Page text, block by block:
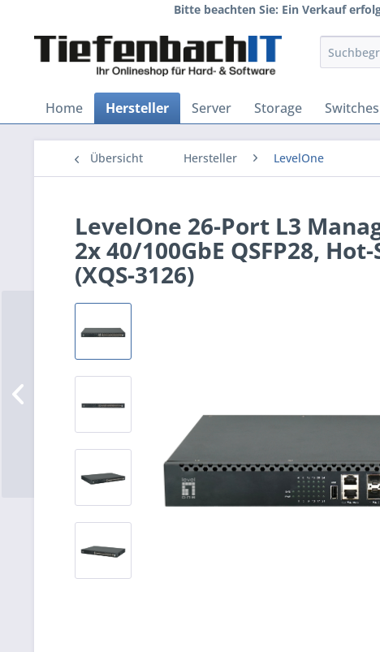
Bitte beachten Sie: Ein Verkauf
Home Hersteller Server Storage Switches
Übersicht Hersteller LevelOne
LevelOne 26-Port L3
2x 40/100GbE QSFP28,
(XQS-3126)